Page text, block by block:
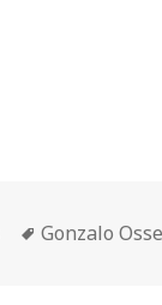
Etiquetas
Gonzalo